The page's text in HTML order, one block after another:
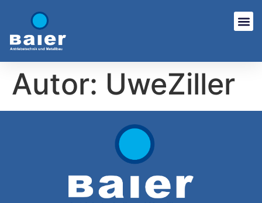
Autor: UweZiller